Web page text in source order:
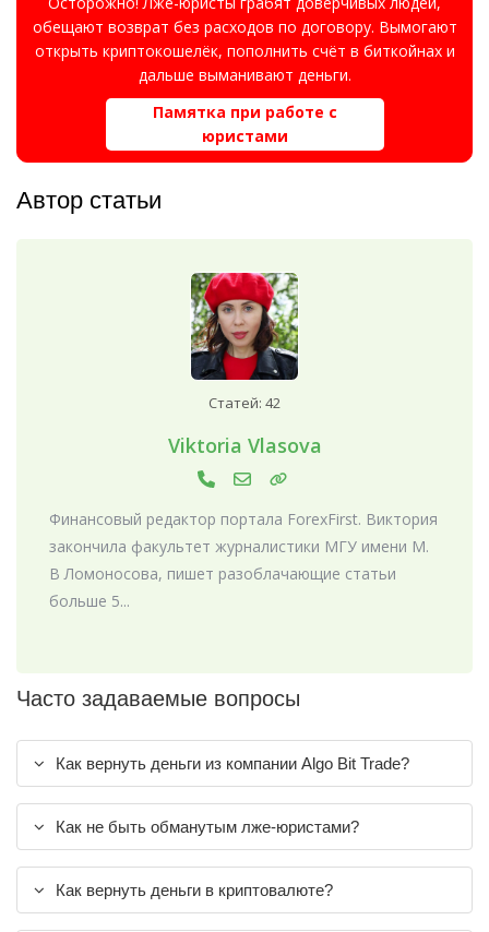
обещают возврат без расходов по договору. Вымогают
открыть криптокошелёк, пополнить счёт в биткойнах и
дальше выманивают деньги.
Памятка при работе с
юристами
Автор статьи
Статей: 42
Viktoria Vlasova
Финансовый редактор портала ForexFirst. Виктория
закончила факультет журналистики МГУ имени М.
В Ломоносова, пишет разоблачающие статьи
больше 5...
Часто задаваемые вопросы
Как вернуть деньги из компании Algo Bit Trade?
Как не быть обманутым лже-юристами?
Как вернуть деньги в криптовалюте?